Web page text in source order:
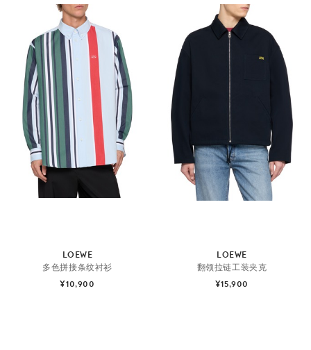
LOEWE
多色拼接条纹衬衫
¥10,900
LOEWE
翻领拉链工装夹克
¥15,900